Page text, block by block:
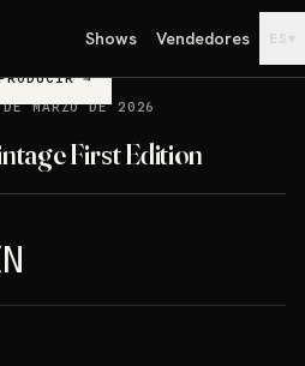
Shows Vendedores ES ▾
→
MARZO DE 2026
First Edition